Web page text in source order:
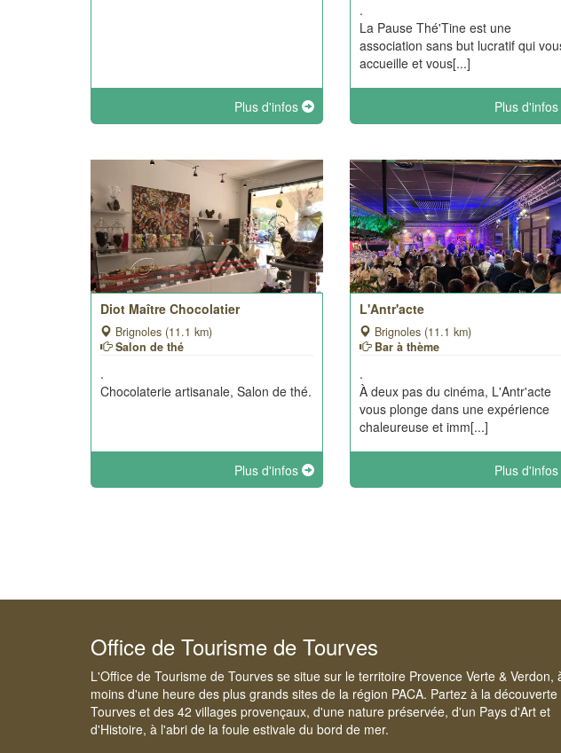
Plus d'infos
.
La Pause Thé'Tine est une
association sans but lucratif qui
accueille et vous[...]
Plus d'infos
Diot Maître Chocolatier
Brignoles (11.1 km)
Salon de thé
.
Chocolaterie artisanale, Salon de thé.
Plus d'infos
L'Antr'acte
Brignoles (11.1 km)
Bar à thème
.
À deux pas du cinéma, L'Antr'acte
vous plonge dans une expérience
chaleureuse et imm[...]
Plus d'infos
Office de Tourisme de Tourves
L'Office de Tourisme de Tourves se situe sur le territoire Provence Verte & Verdon,
moins d'une heure des plus grands sites de la région PACA. Partez à la découverte
Tourves et des 42 villages provençaux, d'une nature préservée, d'un Pays d'Art et
d'Histoire, à l'abri de la foule estivale du bord de mer.